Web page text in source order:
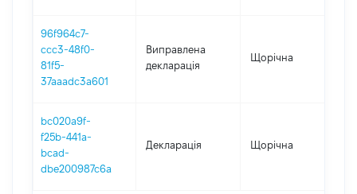
96f964c7-
ccc3-48f0-
81f5-
37aaadc3a601
Виправлена
декларація
Щорічна
bc020a9f-
f25b-441a-
bcad-
dbe200987c6a
Декларація Щорічна